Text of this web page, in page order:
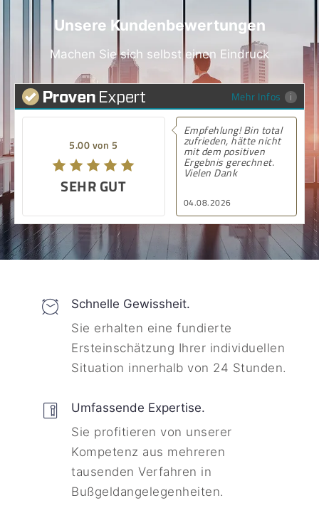
Unsere Kundenbewertungen
Machen Sie sich selbst einen Eindruck
Mehr Infos
5.00 von 5
SEHR GUT
04.08.2026
Empfehlung! Bin total
zufrieden, hätte nicht
mit dem positiven
Ergebnis gerechnet.
Vielen Dank
Schnelle Gewissheit.
Sie erhalten eine fundierte
Ersteinschätzung Ihrer individuellen
Situation innerhalb von 24 Stunden.
Umfassende Expertise.
Sie profitieren von unserer
Kompetenz aus mehreren
tausenden Verfahren in
Bußgeldangelegenheiten.